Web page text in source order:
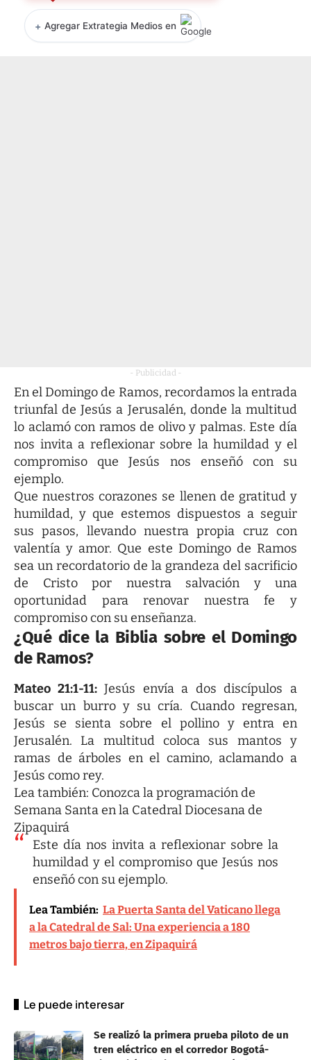
+ Agregar Extrategia Medios en
- Publicidad -
En el Domingo de Ramos, recordamos la entrada
triunfal de Jesús a Jerusalén, donde la multitud
lo aclamó con ramos de olivo y palmas. Este día
nos invita a reflexionar sobre la humildad y el
compromiso que Jesús nos enseñó con su
ejemplo.
Que nuestros corazones se llenen de gratitud y
humildad, y que estemos dispuestos a seguir
sus pasos, llevando nuestra propia cruz con
valentía y amor. Que este Domingo de Ramos
sea un recordatorio de la grandeza del sacrificio
de Cristo por nuestra salvación y una
oportunidad para renovar nuestra fe y
compromiso con su enseñanza.
¿Qué dice la Biblia sobre el Domingo
de Ramos?
Mateo 21:1-11:Jesús envía a dos discípulos a
buscar un burro y su cría. Cuando regresan,
Jesús se sienta sobre el pollino y entra en
Jerusalén. La multitud coloca sus mantos y
ramas de árboles en el camino, aclamando a
Jesús como rey.
Lea también: Conozca la programación de
Semana Santa en la Catedral Diocesana de
Zipaquirá
Este día nos invita a reflexionar sobre la
humildad y el compromiso que Jesús nos
enseñó con su ejemplo.
Lea También: La Puerta Santa del Vaticano llega
a la Catedral de Sal: Una experiencia a 180
metros bajo tierra, en Zipaquirá
Le puede interesar
Se realizó la primera prueba piloto de un
tren eléctrico en el corredor Bogotá-